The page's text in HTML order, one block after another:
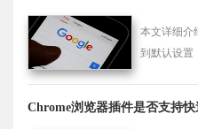
本文详细介
到默认设置
Chrome浏览器插件是否支持